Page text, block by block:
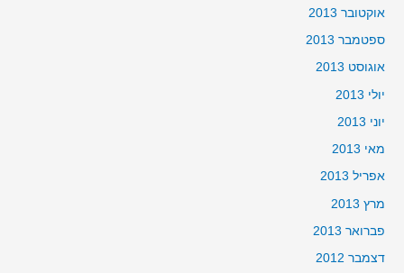
אוקטובר 2013
ספטמבר 2013
אוגוסט 2013
יולי 2013
יוני 2013
מאי 2013
אפריל 2013
מרץ 2013
פברואר 2013
דצמבר 2012